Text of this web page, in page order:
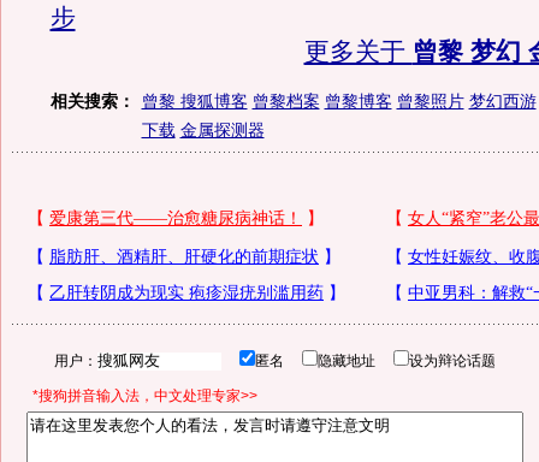
步
更多关于 曾黎 梦幻
相关搜索： 曾黎 搜狐博客 曾黎档案 曾黎博客 曾黎照片 梦幻西游
下载 金属探测器
用户： 匿名 隐藏地址 设为辩论话题
*搜狗拼音输入法，中文处理专家>>